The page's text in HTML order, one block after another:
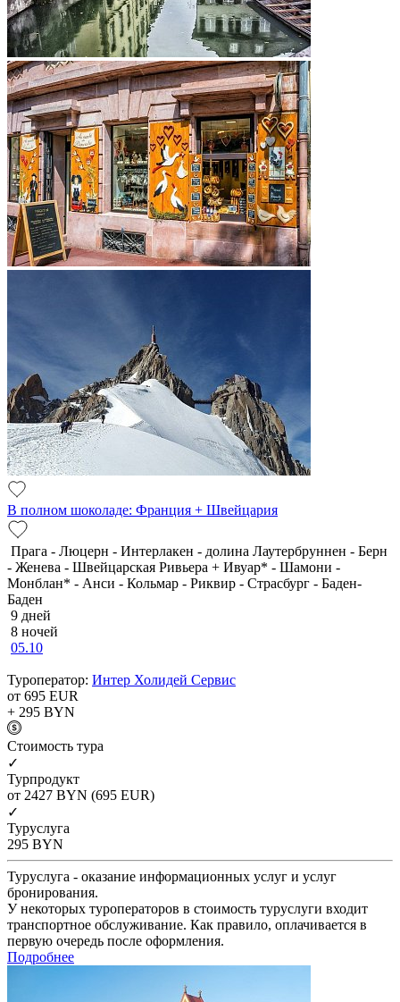
В полном шоколаде: Франция + Швейцария
Прага - Люцерн - Интерлакен - долина Лаутербруннен - Берн
- Женева - Швейцарская Ривьера + Ивуар* - Шамони -
Монблан* - Анси - Кольмар - Риквир - Страсбург - Баден-
Баден
9 дней
8 ночей
05.10
Туроператор: Интер Холидей Сервис
от 695 EUR
+ 295 BYN
Cтоимость тура
✓
Турпродукт
от 2427 BYN (695 EUR)
✓
Туруслуга
295 BYN
Туруслуга - оказание информационных услуг и услуг
бронирования.
У некоторых туроператоров в стоимость туруслуги входит
транспортное обслуживание. Как правило, оплачивается в
первую очередь после оформления.
Подробнее